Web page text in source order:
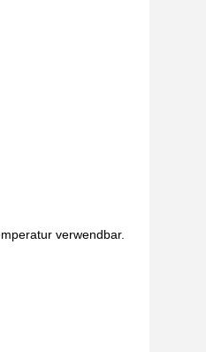
verwendbar.